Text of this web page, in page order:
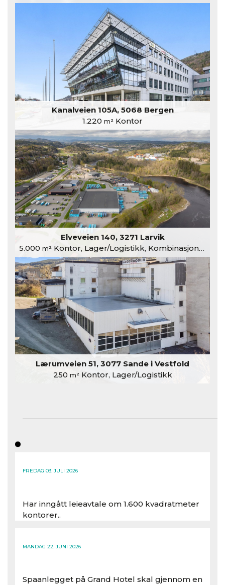
Kanalveien 105A, 5068 Bergen
1.220 m² Kontor
Elveveien 140, 3271 Larvik
5.000 m²Kontor, Lager/Logistikk, Kombinasjonslokaler
Lærumveien 51, 3077 Sande i Vestfold
250 m²Kontor, Lager/Logistikk
FREDAG 03. JULI 2026
Har inngått leieavtale om 1.600 kvadratmeter
kontorer..
MANDAG 22. JUNI 2026
Spaanlegget på Grand Hotel skal gjennom en